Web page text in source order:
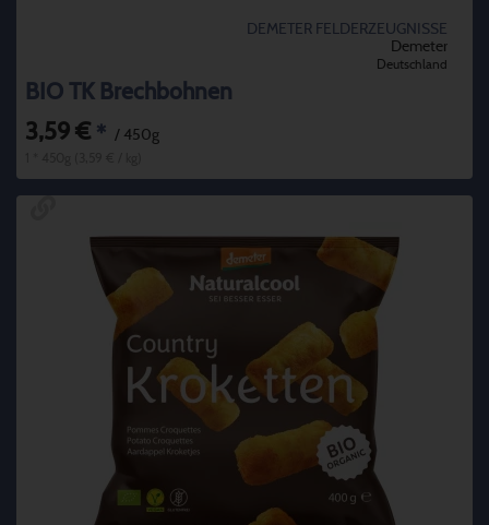
DEMETER FELDERZEUGNISSE
Demeter
Deutschland
BIO TK Brechbohnen
3,59 € * / 450g